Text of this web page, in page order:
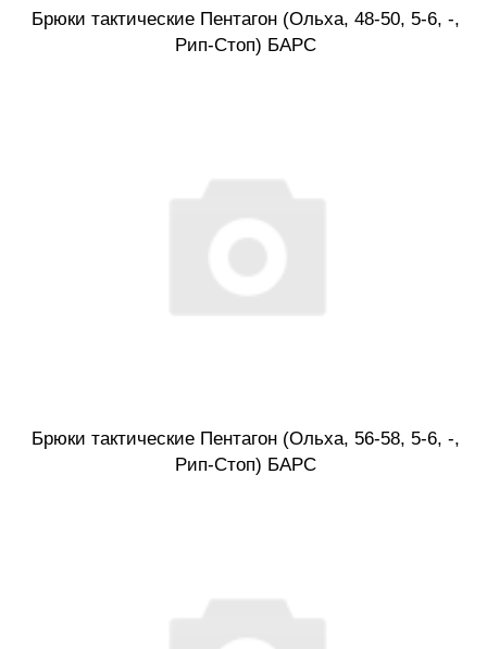
Брюки тактические Пентагон (Ольха, 48-50, 5-6, -,
Рип-Стоп) БАРС
Брюки тактические Пентагон (Ольха, 56-58, 5-6, -,
Рип-Стоп) БАРС